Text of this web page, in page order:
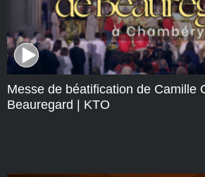
Messe de béatification de Camille
Beauregard | KTO